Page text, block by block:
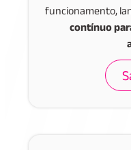
funcionamento,
contínuo